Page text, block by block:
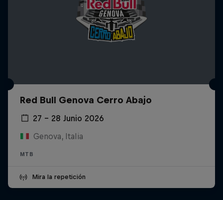
Red Bull Genova Cerro Abajo
27 – 28 Junio 2026
Genova, Italia
MTB
Mira la repetición